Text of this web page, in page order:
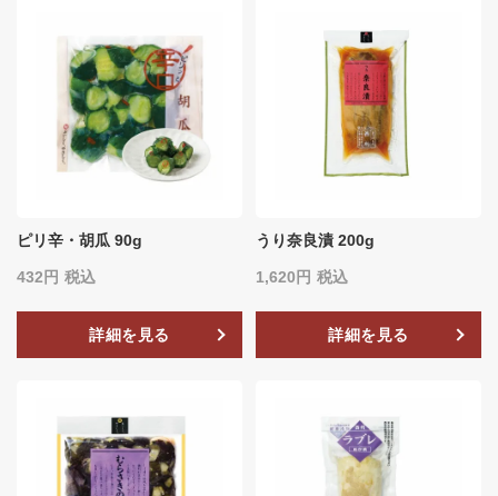
ピリ辛・胡瓜 90g
432 税込
詳細を見る
うり奈良漬 200g
1,620 税込
詳細を見る